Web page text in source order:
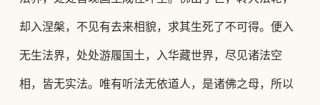
却入涅槃，不见有去来相貌，求其生死了不可得。便入
无生法界，处处游履国土，入华藏世界，尽见诸法空
相，皆无实法。唯有听法无依道人，是诸佛之母，所以